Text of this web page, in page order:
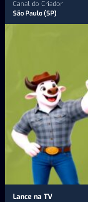
Canal do Criador
São Paulo (SP)
Lance na TV